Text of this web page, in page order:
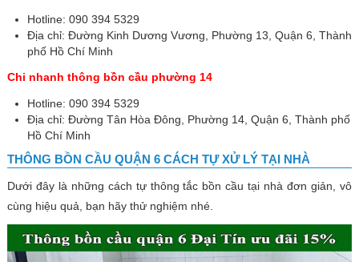
Hotline: 090 394 5329
Địa chỉ: Đường Kinh Dương Vương, Phường 13, Quận 6, Thành
phố Hồ Chí Minh
Chi nhanh thông bồn cầu phường 14
Hotline: 090 394 5329
Địa chỉ: Đường Tân Hòa Đông, Phường 14, Quận 6, Thành phố
Hồ Chí Minh
THÔNG BỒN CẦU QUẬN 6 CÁCH TỰ XỬ LÝ TẠI NHÀ
Dưới đây là những cách tự thông tắc bồn cầu tại nhà đơn giản, vô
cùng hiệu quả, bạn hãy thử nghiệm nhé.